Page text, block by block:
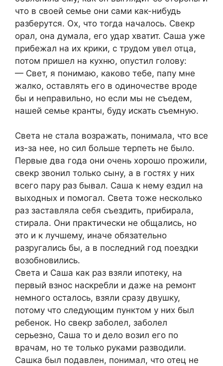
что в своей семье они сами как-нибудь
разберутся. Ох, что тогда началось. Свекр
орал, она думала, его удар хватит. Саша уже
прибежал на их крики, с трудом увел отца,
потом пришел на кухню, опустил голову:
— Свет, я понимаю, каково тебе, папу мне
жалко, оставлять его в одиночестве вроде
бы и неправильно, но если мы не съедем,
нашей семье кранты, буду искать съемную.
Света не стала возражать, понимала, что все
из-за нее, но сил больше терпеть не было.
Первые два года они очень хорошо прожили,
свекр звонил только сыну, а в гостях у них
всего пару раз бывал. Саша к нему ездил на
выходных и помогал. Света тоже несколько
раз заставляла себя съездить, прибирала,
стирала. Они практически не общались, но
это и к лучшему, иначе обязательно
разругались бы, а в последний год поездки
возобновились.
Света и Саша как раз взяли ипотеку, на
первый взнос наскребли и даже на ремонт
немного осталось, взяли сразу двушку,
потому что следующим пунктом у них был
ребенок. Но свекр заболел, заболел
серьезно, Саша то и дело возил его по
врачам, но те только руками разводили.
Сашка был подавлен, понимал, что отец не